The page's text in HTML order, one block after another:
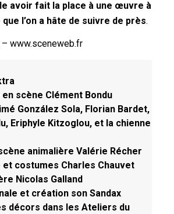
avoir fait la place à une œuvre à
l’on a hâte de suivre de près.
– www.sceneweb.fr
scène Clément Bondu
González Sola, Florian Bardet,
Eriphyle Kitzoglou, et la chienne
animalière Valérie Récher
et costumes Charles Chauvet
Nicolas Galland
et création son Sandax
décors dans les Ateliers du